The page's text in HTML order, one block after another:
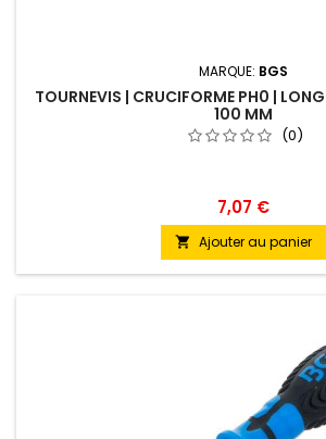
MARQUE: BGS
TOURNEVIS | CRUCIFORME PH0 |
100 MM
(0)
7,07 €
 Ajouter au panier